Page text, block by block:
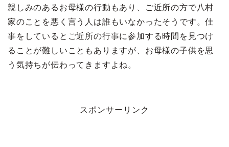
親しみのあるお母様の行動もあり、ご近所の方で八村
家のことを悪く言う人は誰もいなかったそうです。仕
事をしているとご近所の行事に参加する時間を見つけ
ることが難しいこともありますが、お母様の子供を思
う気持ちが伝わってきますよね。
スポンサーリンク